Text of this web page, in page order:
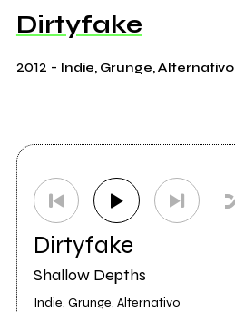
Dirtyfake
2012 - Indie, Grunge, Alternativo
Dirtyfake
Shallow Depths
Indie, Grunge, Alternativo